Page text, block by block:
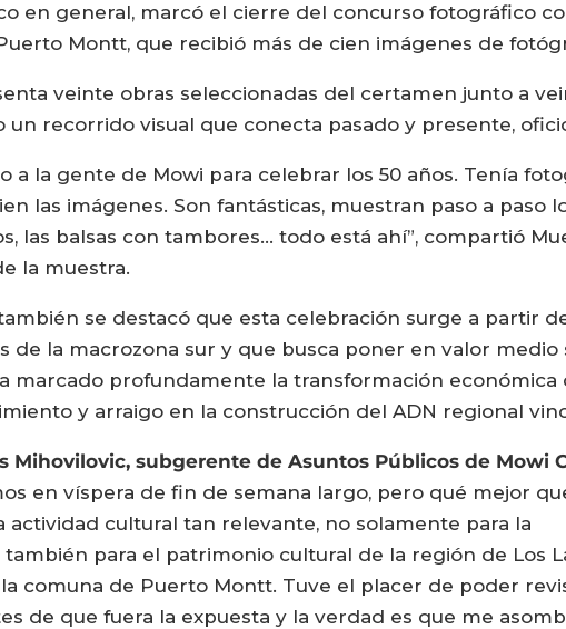
en general, marcó el cierre del concurso fotográfico
Montt, que recibió más de cien imágenes de
veinte obras seleccionadas del certamen junto a
un recorrido visual que conecta pasado y presente,
a la gente de Mowi para celebrar los 50 años. Tenía
las imágenes. Son fantásticas, muestran paso a paso
las balsas con tambores… todo está ahí”, compartió
la muestra.
se destacó que esta celebración surge a partir
de la macrozona sur y que busca poner en valor
marcado profundamente la transformación
y arraigo en la construcción del ADN regional
Mihovilovic, subgerente de Asuntos Públicos de Mowi
en víspera de fin de semana largo, pero qué mejor
actividad cultural tan relevante, no solamente para la
también para el patrimonio cultural de la región de Los
comuna de Puerto Montt. Tuve el placer de poder
de que fuera la expuesta y la verdad es que me